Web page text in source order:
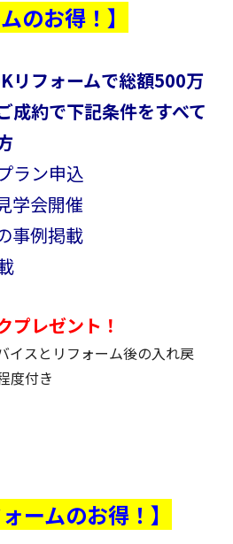
のお得！】
リフォームで総額500万
成約で下記条件をすべて
ラン申込
学会開催
事例掲載
プレゼント！
イスとリフォーム後の入れ戻
度付き
ームのお得！】